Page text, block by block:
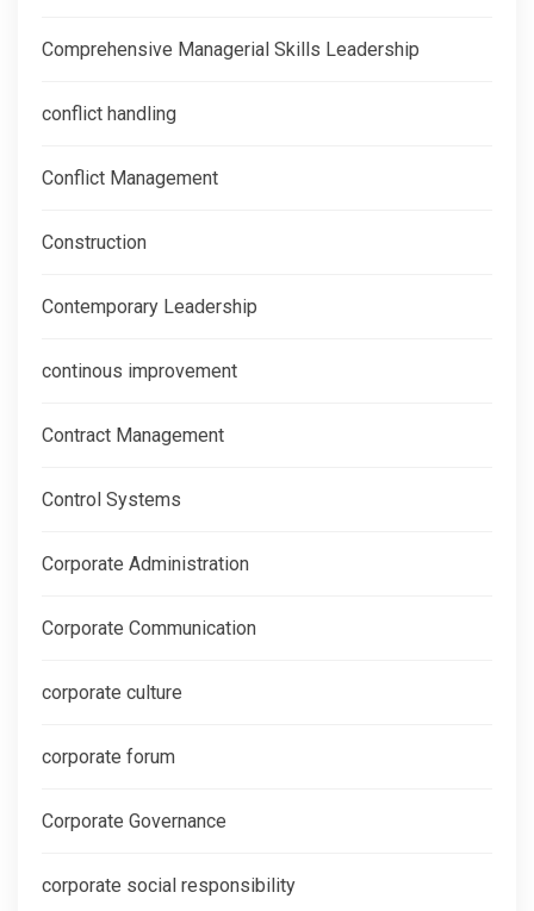
Comprehensive Managerial Skills Leadership
conflict handling
Conflict Management
Construction
Contemporary Leadership
continous improvement
Contract Management
Control Systems
Corporate Administration
Corporate Communication
corporate culture
corporate forum
Corporate Governance
corporate social responsibility